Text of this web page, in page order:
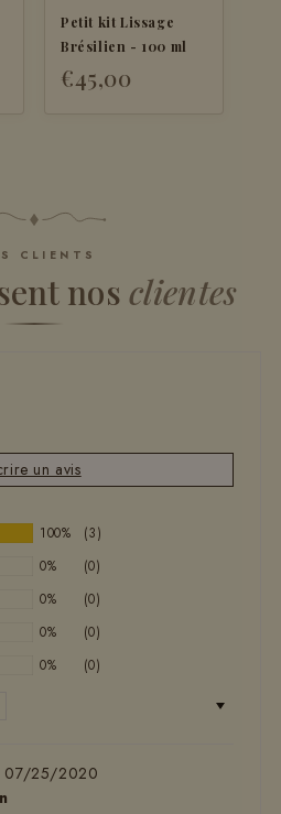
+ AJOUTER
Petit kit Lissage
Brésilien - 100 ml
€45,00
CLIENTS
nos clientes
un avis
100%
(3)
0%
(0)
0%
(0)
0%
(0)
0%
(0)
07/25/2020